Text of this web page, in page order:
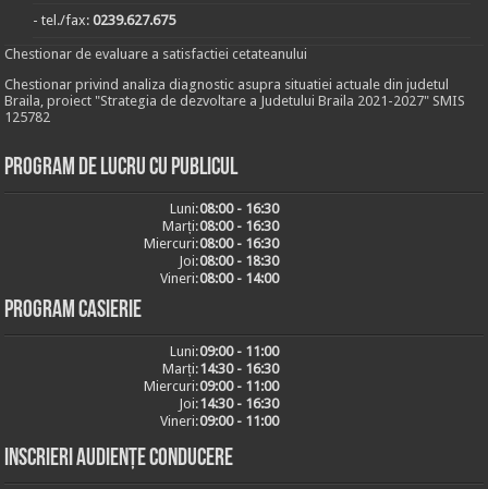
- tel./fax:0239.627.675
Chestionar de evaluare a satisfactiei cetateanului
Chestionar privind analiza diagnostic asupra situatiei actuale din judetul
Braila, proiect "Strategia de dezvoltare a Judetului Braila 2021-2027" SMIS
125782
Program de lucru cu publicul
Luni:08:00 - 16:30
Marți:08:00 - 16:30
Miercuri:08:00 - 16:30
Joi:08:00 - 18:30
Vineri:08:00 - 14:00
Program casierie
Luni:09:00 - 11:00
Marți:14:30 - 16:30
Miercuri:09:00 - 11:00
Joi:14:30 - 16:30
Vineri:09:00 - 11:00
Inscrieri audiențe conducere